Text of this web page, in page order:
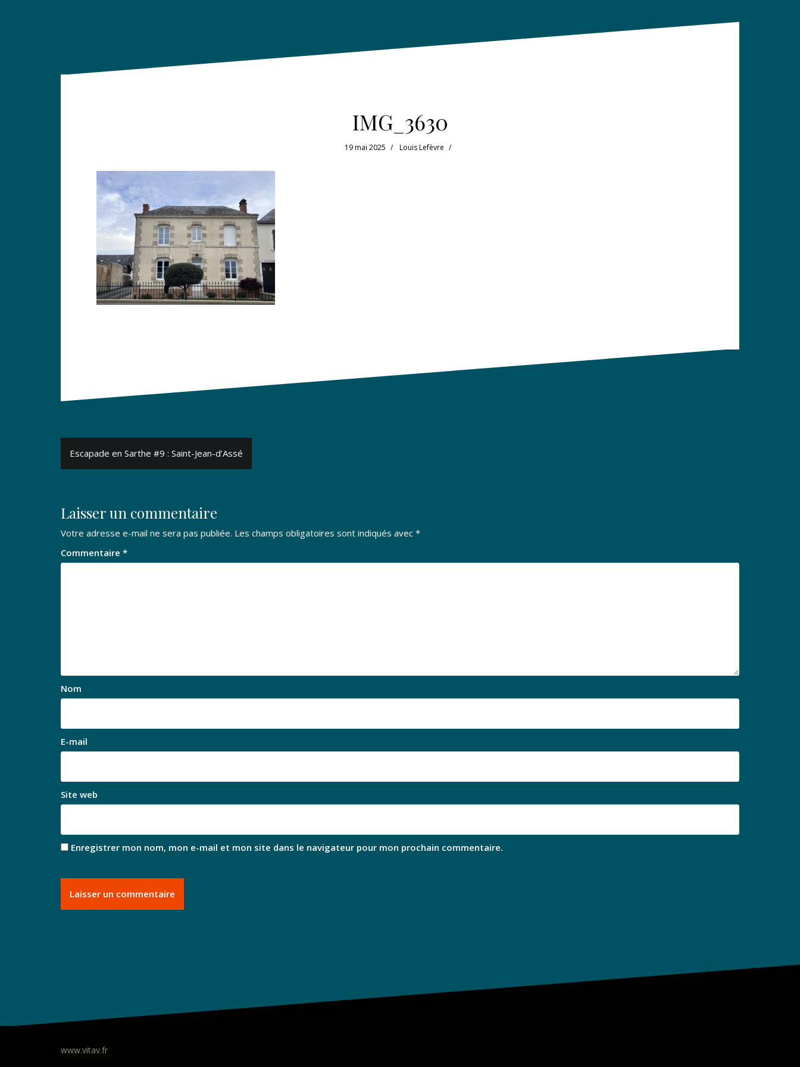
IMG_3630
19 mai 2025 Louis Lefèvre
Navigation
de
­Escapade en Sarthe #9 : Saint-Jean-d’Assé
Laisser un commentaire
Votre adresse e-mail ne sera pas publiée. Les champs obligatoires sont indiqués avec *
Commentaire *
Nom
E-mail
Site web
Enregistrer mon nom, mon e-mail et mon site dans le navigateur pour mon prochain commentaire.
www.vitav.fr